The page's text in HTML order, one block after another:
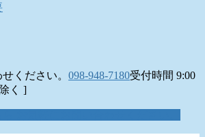
ください。 098-948-7180受付時間 9:00
く ]